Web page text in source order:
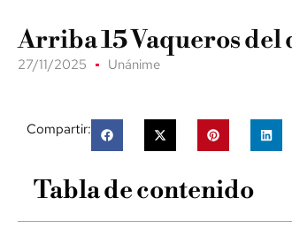
Arriba 15 Vaqueros del
27/11/2025 Unánime
Compartir:
Tabla de contenido